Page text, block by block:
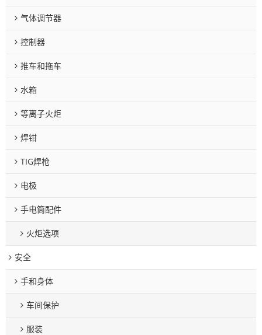
气体调节器
控制器
推车和拖车
水箱
等离子火炬
焊钳
TIG焊枪
电极
手电筒配件
火炬选项
安全
手和身体
车间保护
服装